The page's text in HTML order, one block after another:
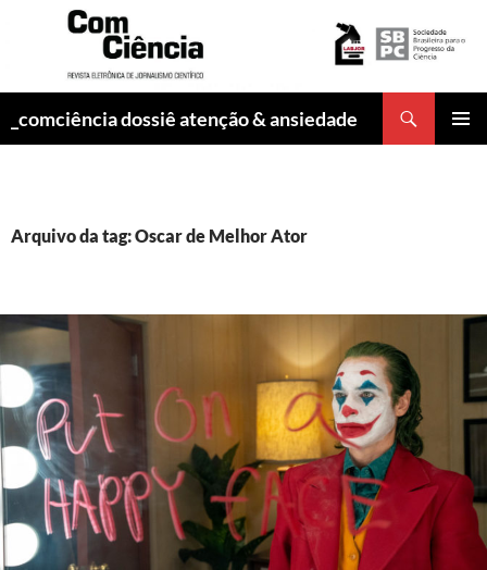
_comciência dossiê atenção & ansiedade
Arquivo da tag: Oscar de Melhor Ator